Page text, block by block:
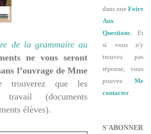
de la grammaire au
ne vous seront
l’ouvrage de Mme
trouverez que les
(documents
élèves).
dans une Foire
Aux
Questions . Et
si vous n'y
trouvez pas
réponse, vous
pouvez Me
contacter
S'ABONNER